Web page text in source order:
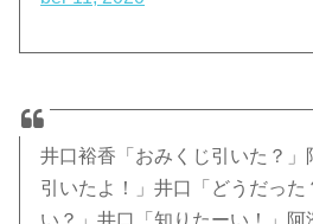
井口裕香「おみくじ引いた？」
引いたよ！」井口「どうだった
い？」井口「知りたーい！」阿